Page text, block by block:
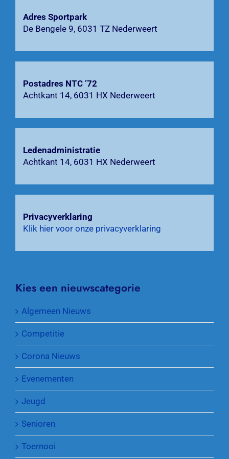
Agenda
Bardienst
Contact
Adres Sportpark
De Bengele 9, 6031 TZ Nederweert
Postadres NTC ’72
Achtkant 14, 6031 HX Nederweert
Ledenadministratie
Achtkant 14, 6031 HX Nederweert
Privacyverklaring
Klik hier voor onze privacyverklaring
Kies een nieuwscategorie
Algemeen Nieuws
Competitie
Corona Nieuws
Evenementen
Jeugd
Senioren
Toernooi